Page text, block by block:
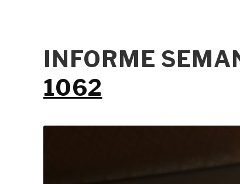
INFORME
1062